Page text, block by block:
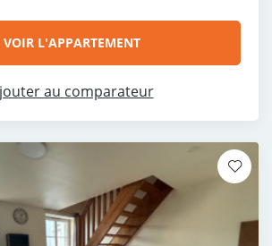
VOIR L'APPARTEMENT
au comparateur